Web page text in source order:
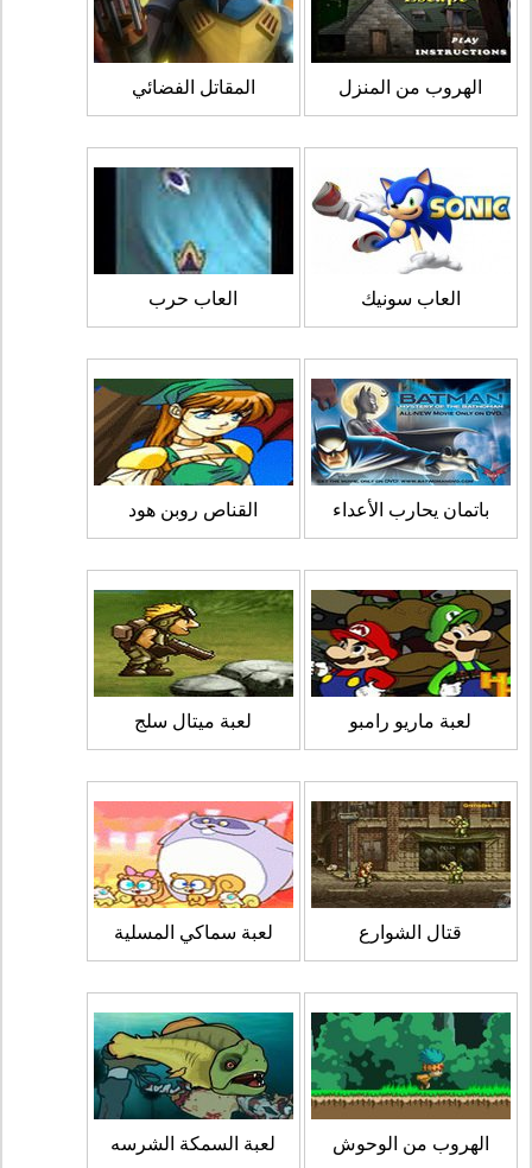
الهروب من المنزل المقاتل الفضائي
العاب سونيك العاب حرب
باتمان يحارب الأعداء القناص روبن هود
لعبة ماريو رامبو لعبة ميتال سلج
قتال الشوارع لعبة سماكي المسلية
الهروب من الوحوش لعبة السمكة الشرسه